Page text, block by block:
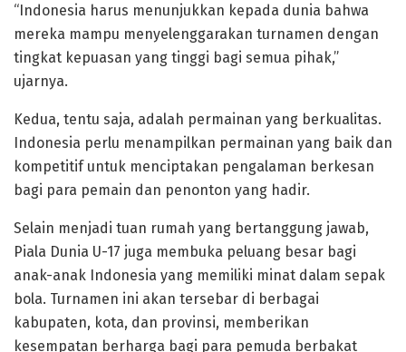
“Indonesia harus menunjukkan kepada dunia bahwa
mereka mampu menyelenggarakan turnamen dengan
tingkat kepuasan yang tinggi bagi semua pihak,”
ujarnya.
Kedua, tentu saja, adalah permainan yang berkualitas.
Indonesia perlu menampilkan permainan yang baik dan
kompetitif untuk menciptakan pengalaman berkesan
bagi para pemain dan penonton yang hadir.
Selain menjadi tuan rumah yang bertanggung jawab,
Piala Dunia U-17 juga membuka peluang besar bagi
anak-anak Indonesia yang memiliki minat dalam sepak
bola. Turnamen ini akan tersebar di berbagai
kabupaten, kota, dan provinsi, memberikan
kesempatan berharga bagi para pemuda berbakat